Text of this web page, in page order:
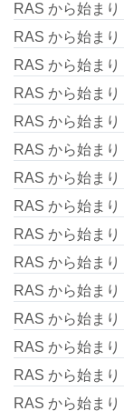
RAS から始まり
RAS から始まり
RAS から始まり
RAS から始まり
RAS から始まり
RAS から始まり
RAS から始まり
RAS から始まり
RAS から始まり
RAS から始まり
RAS から始まり
RAS から始まり
RAS から始まり
RAS から始まり
RAS から始まり